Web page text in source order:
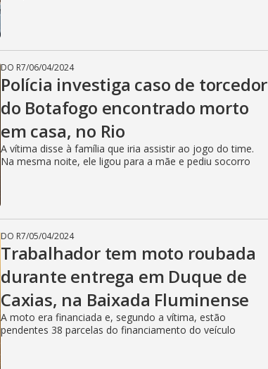
DO R7/06/04/2024
Polícia investiga caso de torcedor
do Botafogo encontrado morto
em casa, no Rio
A vítima disse à família que iria assistir ao jogo do time.
Na mesma noite, ele ligou para a mãe e pediu socorro
DO R7/05/04/2024
Trabalhador tem moto roubada
durante entrega em Duque de
Caxias, na Baixada Fluminense
A moto era financiada e, segundo a vítima, estão
pendentes 38 parcelas do financiamento do veículo